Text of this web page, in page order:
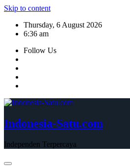
Skip to content
Thursday, 6 August 2026
6:36 am
Follow Us
Indonesia-Satu.com
Independen Terpercaya